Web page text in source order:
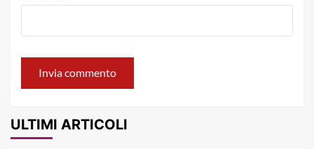
ULTIMI ARTICOLI